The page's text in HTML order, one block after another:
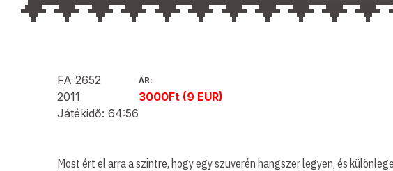
FA 2652
2011
Játékidő: 64:56
ÁR:
3000Ft (9 EUR)
Most ért el arra a szintre, hogy egy szuverén hangszer legyen, és